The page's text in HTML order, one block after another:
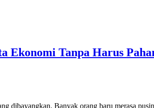
Tanpa Harus
dibayangkan. Banyak orang baru merasa